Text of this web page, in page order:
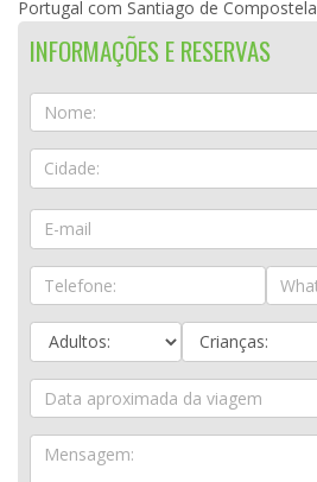
Portugal com Santiago de Compostela
INFORMAÇÕES E RESERVAS